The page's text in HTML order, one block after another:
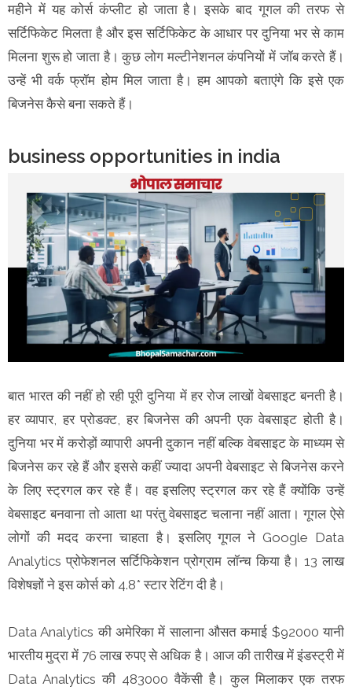
महीने में यह कोर्स कंप्लीट हो जाता है। इसके बाद गूगल की तरफ से
सर्टिफिकेट मिलता है और इस सर्टिफिकेट के आधार पर दुनिया भर से काम
मिलना शुरू हो जाता है। कुछ लोग मल्टीनेशनल कंपनियों में जॉब करते हैं।
उन्हें भी वर्क फ्रॉम होम मिल जाता है। हम आपको बताएंगे कि इसे एक
बिजनेस कैसे बना सकते हैं।
business opportunities in india
बात भारत की नहीं हो रही पूरी दुनिया में हर रोज लाखों वेबसाइट बनती है।
हर व्यापार, हर प्रोडक्ट, हर बिजनेस की अपनी एक वेबसाइट होती है।
दुनिया भर में करोड़ों व्यापारी अपनी दुकान नहीं बल्कि वेबसाइट के माध्यम से
बिजनेस कर रहे हैं और इससे कहीं ज्यादा अपनी वेबसाइट से बिजनेस करने
के लिए स्ट्रगल कर रहे हैं। वह इसलिए स्ट्रगल कर रहे हैं क्योंकि उन्हें
वेबसाइट बनवाना तो आता था परंतु वेबसाइट चलाना नहीं आता। गूगल ऐसे
लोगों की मदद करना चाहता है। इसलिए गूगल ने Google Data
Analytics प्रोफेशनल सर्टिफिकेशन प्रोग्राम लॉन्च किया है। 13 लाख
विशेषज्ञों ने इस कोर्स को 4.8* स्टार रेटिंग दी है।
Data Analytics की अमेरिका में सालाना औसत कमाई $92000 यानी
भारतीय मुद्रा में 76 लाख रुपए से अधिक है। आज की तारीख में इंडस्ट्री में
Data Analytics की 483000 वैकेंसी है। कुल मिलाकर एक तरफ